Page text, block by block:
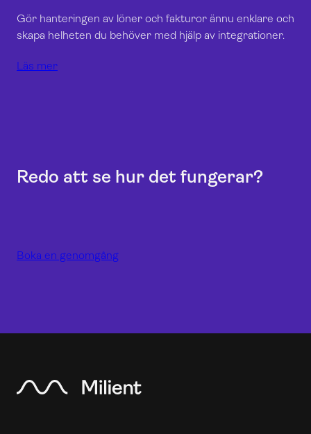
Gör hanteringen av löner och fakturor ännu enklare och
skapa helheten du behöver med hjälp av integrationer.
Läs mer
Redo att se hur det fungerar?
Boka en genomgång